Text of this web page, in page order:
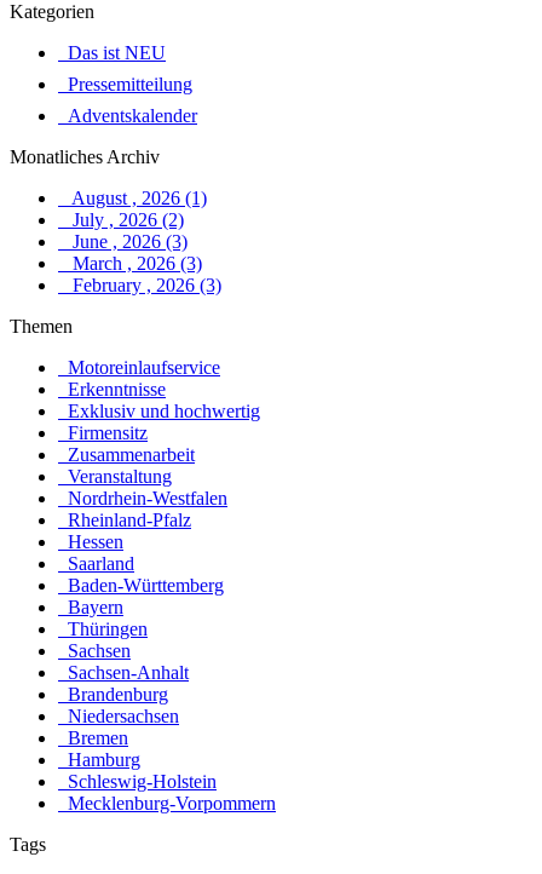
Kategorien
Das ist NEU
Pressemitteilung
Adventskalender
Monatliches Archiv
August , 2026 (1)
July , 2026 (2)
June , 2026 (3)
March , 2026 (3)
February , 2026 (3)
Themen
Motoreinlaufservice
Erkenntnisse
Exklusiv und hochwertig
Firmensitz
Zusammenarbeit
Veranstaltung
Nordrhein-Westfalen
Rheinland-Pfalz
Hessen
Saarland
Baden-Württemberg
Bayern
Thüringen
Sachsen
Sachsen-Anhalt
Brandenburg
Niedersachsen
Bremen
Hamburg
Schleswig-Holstein
Mecklenburg-Vorpommern
Tags